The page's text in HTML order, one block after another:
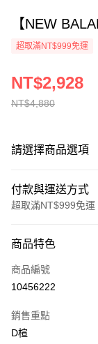
【NEW
超取滿NT$999免運
NT$4,880
NT$2,928
請選擇商品選項
付款與運送方式
超取滿NT$999免運
信用卡一次付款
超商取貨付款
Apple Pay
商品特色
商品編號
10456222
銷售重點
D楦